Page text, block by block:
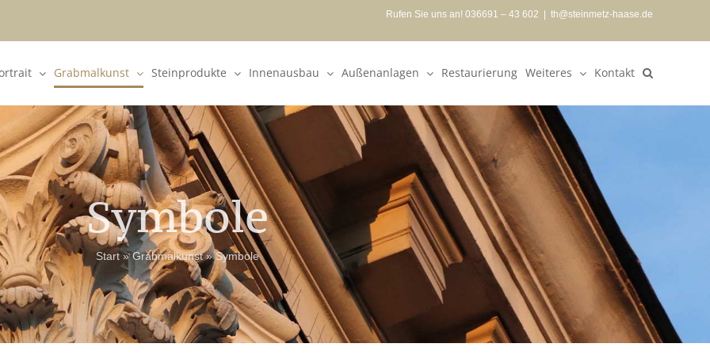
Rufen Sie uns an! 036691 – 43 602 th@steinmetz-haase.de
Grabmalkunst Steinprodukte Innenausbau Außenanlagen Restaurierung Weiteres Kontakt
Symbole
Start»Grabmalkunst»Symbole